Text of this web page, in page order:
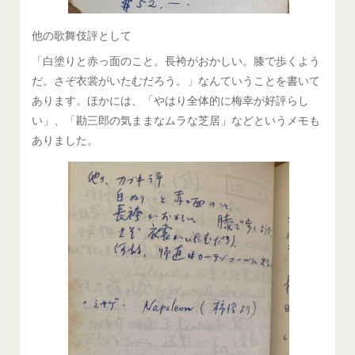
他の歌舞伎評として
「白塗りと赤っ面のこと。長袴がおかしい。膝で歩くよう
だ。さぞ衣裳がいたむだろう。」なんていうことを書いて
あります。ほかには、「やはり全体的に梅幸が好評らし
い」、「勘三郎の気ままなムラな芝居」などというメモも
ありました。